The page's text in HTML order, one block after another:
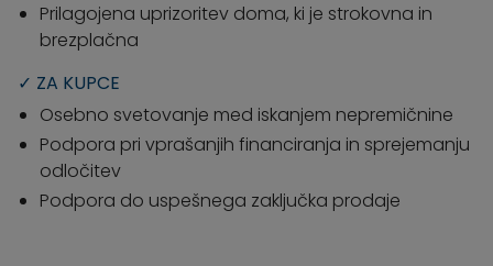
Prilagojena uprizoritev doma, ki je strokovna in
brezplačna
✓ ZA KUPCE
Osebno svetovanje med iskanjem nepremičnine
Podpora pri vprašanjih financiranja in sprejemanju
odločitev
Podpora do uspešnega zaključka prodaje